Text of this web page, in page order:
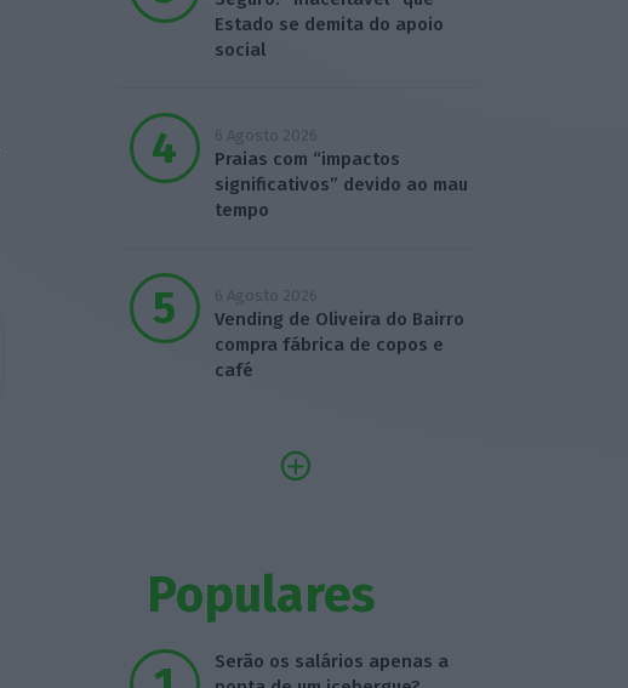
Estado se demita do apoio
social
6 Agosto 2026
Praias com “impactos
significativos” devido ao mau
tempo
6 Agosto 2026
Vending de Oliveira do Bairro
compra fábrica de copos e
café
Populares
Serão os salários apenas a